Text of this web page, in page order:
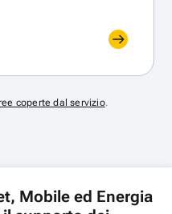
coperte dal servizio.
Mobile ed Energia